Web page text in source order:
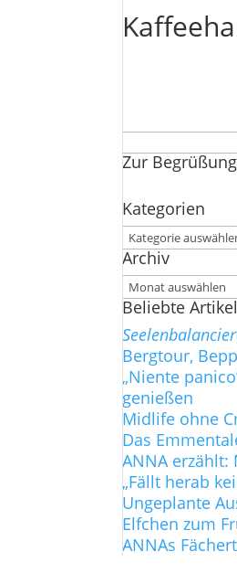
nach:
Zur
Kategorien
Kategorien
Archiv
Archiv
Beliebte Artikel
Bergtour,
„Niente
genießen
Midlife ohne
Das
ANNA erzählt:
„Fällt herab
Ungeplante
Elfchen zum
ANNAs